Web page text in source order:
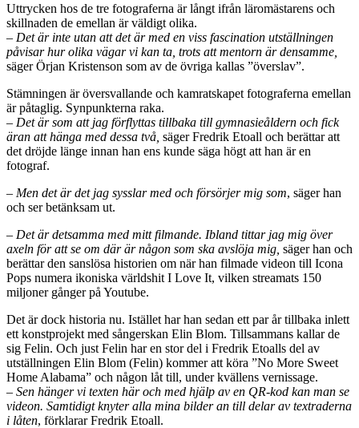
Uttrycken hos de tre fotograferna är långt ifrån läromästarens och
skillnaden de emellan är väldigt olika.
– Det är inte utan att det är med en viss fascination utställningen
påvisar hur olika vägar vi kan ta, trots att mentorn är densamme,
säger Örjan Kristenson som av de övriga kallas ”överslav”.
Stämningen är översvallande och kamratskapet fotograferna emellan
är påtaglig. Synpunkterna raka.
– Det är som att jag förflyttas tillbaka till gymnasieåldern och fick
äran att hänga med dessa två, säger Fredrik Etoall och berättar att
det dröjde länge innan han ens kunde säga högt att han är en
fotograf.
– Men det är det jag sysslar med och försörjer mig som, säger han
och ser betänksam ut.
– Det är detsamma med mitt filmande. Ibland tittar jag mig över
axeln för att se om där är någon som ska avslöja mig, säger han och
berättar den sanslösa historien om när han filmade videon till Icona
Pops numera ikoniska världshit I Love It, vilken streamats 150
miljoner gånger på Youtube.
Det är dock historia nu. Istället har han sedan ett par år tillbaka inlett
ett konstprojekt med sångerskan Elin Blom. Tillsammans kallar de
sig Felin. Och just Felin har en stor del i Fredrik Etoalls del av
utställningen Elin Blom (Felin) kommer att köra ”No More Sweet
Home Alabama” och någon låt till, under kvällens vernissage.
– Sen hänger vi texten här och med hjälp av en QR-kod kan man se
videon. Samtidigt knyter alla mina bilder an till delar av textraderna
i låten, förklarar Fredrik Etoall.